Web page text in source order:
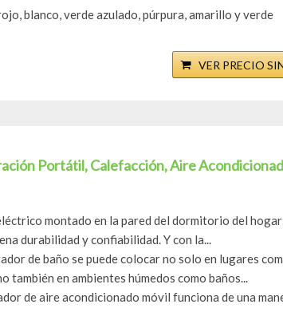
blanco, verde azulado, púrpura, amarillo y verde
VER PRECIO
Portátil, Calefacción, Aire
montado en la pared del dormitorio del
durabilidad y confiabilidad. Y con la...
de baño se puede colocar no solo en lugares
también en ambientes húmedos como baños...
de aire acondicionado móvil funciona de una